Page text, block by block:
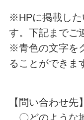
※HPに掲載した
す。下記までご
※青色の文字を
ることができま
【問い合わせ先】
〇どのような